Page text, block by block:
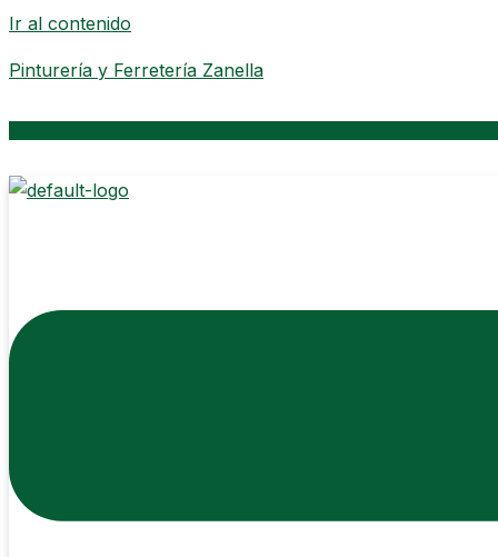
Ir al contenido
Pinturería y Ferretería Zanella